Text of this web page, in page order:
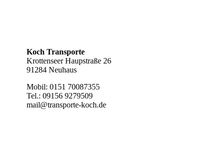
Koch Transporte
Krottenseer Haupstraße 26
91284 Neuhaus
Mobil: 0151 70087355
Tel.: 09156 9279509
mail@transporte-koch.de